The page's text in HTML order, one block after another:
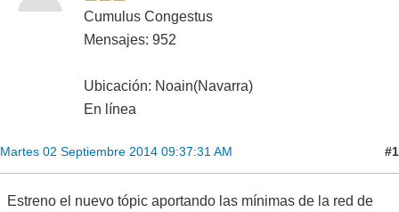
Cumulus Congestus
Mensajes: 952
Ubicación: Noain(Navarra)
En línea
Martes 02 Septiembre 2014 09:37:31 AM #1
Estreno el nuevo tópic aportando las mínimas de la red de